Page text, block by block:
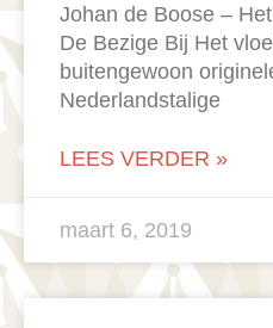
Johan de Boose –
De Bezige Bij Het
buitengewoon
Nederlandstalige
LEES VERDER »
maart 6, 2019